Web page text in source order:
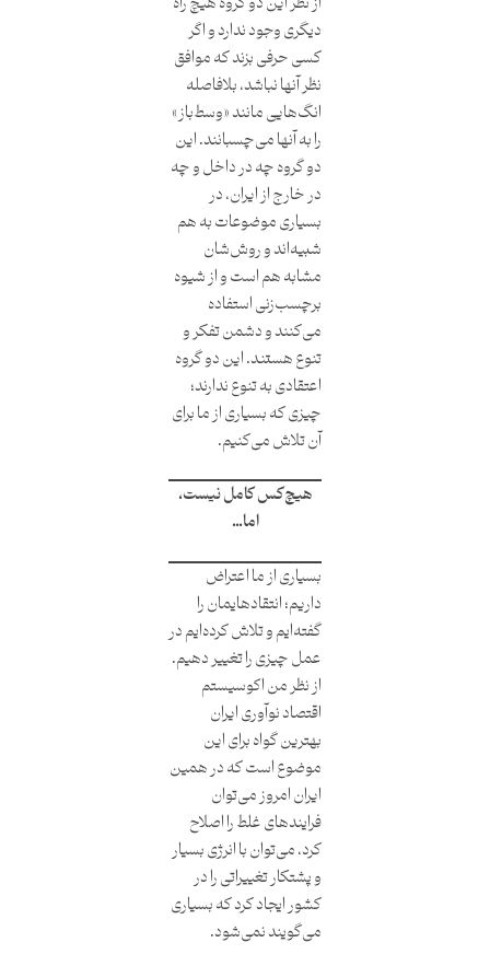
دیگری وجود ندارد و اگر
کسی حرفی بزند که موافق
نظر آنها نباشد، بلافاصله
انگ‌هایی مانند «وسط‌باز»
را به آنها می‌چسبانند. این
دو گروه چه در داخل و چه
در خارج از ایران، در
بسیاری موضوعات به هم
شبیه‌اند و روش‌شان
مشابه هم است و از شیوه
برچسب‌زنی استفاده
می‌کنند و دشمن تفکر و
تنوع هستند. این دو گروه
اعتقادی به تنوع ندارند؛
چیزی که بسیاری از ما برای
آن تلاش می‌کنیم.
هیچ‌کس کامل نیست،
اما…
بسیاری از ما اعتراض
داریم؛ انتقادهایمان را
گفته‌ایم و تلاش کرده‌ایم در
عمل چیزی را تغییر دهیم.
از نظر من اکوسیستم
اقتصاد نوآوری ایران
بهترین گواه برای این
موضوع است که در همین
ایران امروز می‌توان
فرایندهای غلط را اصلاح
کرد، می‌توان با انرژی بسیار
و پشتکار تغییراتی را در
کشور ایجاد کرد که بسیاری
می‌گویند نمی‌شود.